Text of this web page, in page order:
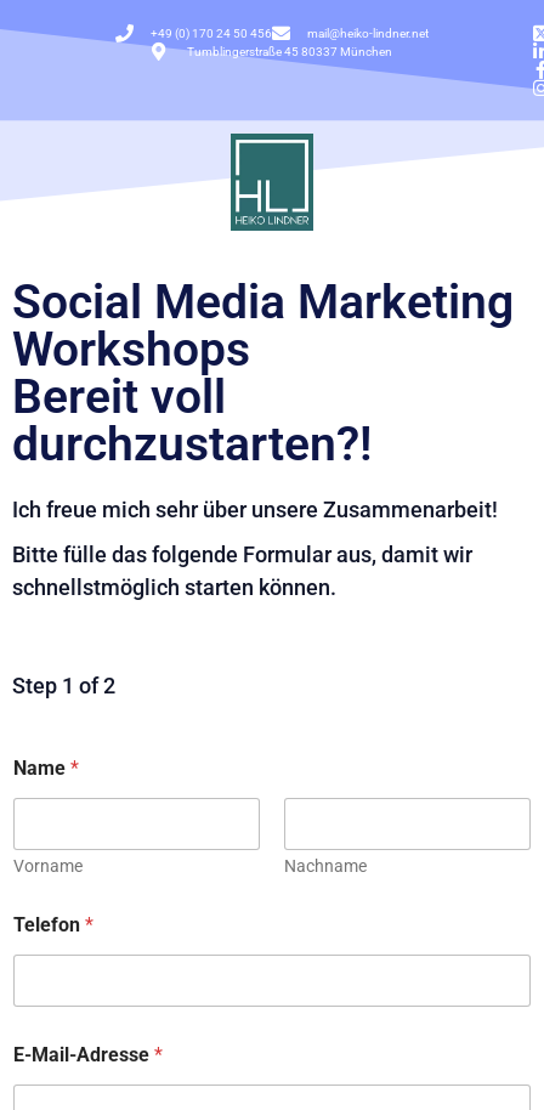
+49 (0) 170 24 50 456
mail@heiko-lindner.net
Tumblingerstraße 45 80337 München
Social Media Marketing
Workshops
Bereit voll
durchzustarten?!
Ich freue mich sehr über unsere Zusammenarbeit!
Bitte fülle das folgende Formular aus, damit wir
schnellstmöglich starten können.
Step 1 of 2
Name *
Vorname Nachname
Telefon *
E-Mail-Adresse *